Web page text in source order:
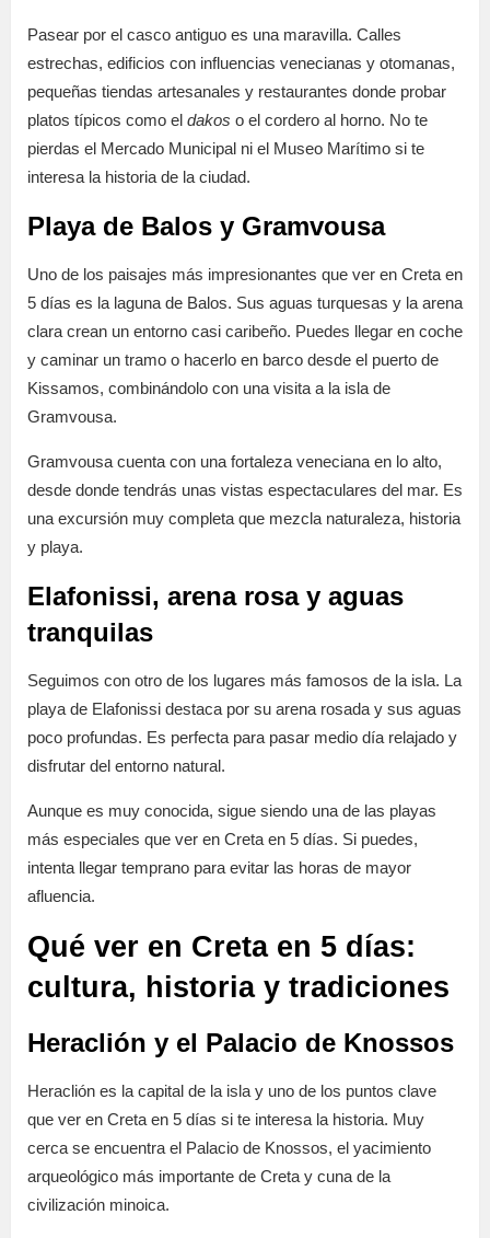
Pasear por el casco antiguo es una maravilla. Calles
estrechas, edificios con influencias venecianas y otomanas,
pequeñas tiendas artesanales y restaurantes donde probar
platos típicos como el dakos o el cordero al horno. No te
pierdas el Mercado Municipal ni el Museo Marítimo si te
interesa la historia de la ciudad.
Playa de Balos y Gramvousa
Uno de los paisajes más impresionantes que ver en Creta en
5 días es la laguna de Balos. Sus aguas turquesas y la arena
clara crean un entorno casi caribeño. Puedes llegar en coche
y caminar un tramo o hacerlo en barco desde el puerto de
Kissamos, combinándolo con una visita a la isla de
Gramvousa.
Gramvousa cuenta con una fortaleza veneciana en lo alto,
desde donde tendrás unas vistas espectaculares del mar. Es
una excursión muy completa que mezcla naturaleza, historia
y playa.
Elafonissi, arena rosa y aguas
tranquilas
Seguimos con otro de los lugares más famosos de la isla. La
playa de Elafonissi destaca por su arena rosada y sus aguas
poco profundas. Es perfecta para pasar medio día relajado y
disfrutar del entorno natural.
Aunque es muy conocida, sigue siendo una de las playas
más especiales que ver en Creta en 5 días. Si puedes,
intenta llegar temprano para evitar las horas de mayor
afluencia.
Qué ver en Creta en 5 días:
cultura, historia y tradiciones
Heraclión y el Palacio de Knossos
Heraclión es la capital de la isla y uno de los puntos clave
que ver en Creta en 5 días si te interesa la historia. Muy
cerca se encuentra el Palacio de Knossos, el yacimiento
arqueológico más importante de Creta y cuna de la
civilización minoica.